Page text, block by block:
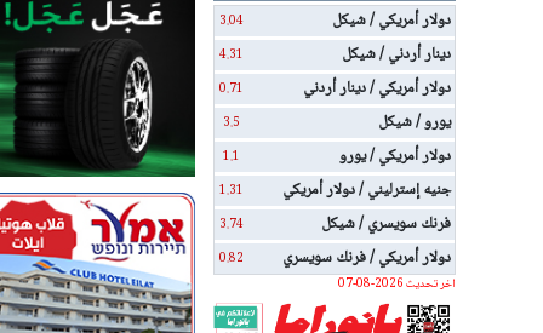
دولار أمريكي / شيكل
3.04
دينار أردني / شيكل 4.31
دولار أمريكي / دينار أردني 0.71
يورو / شيكل 3.5
دولار أمريكي / يورو 1.1
جنيه إسترليني / دولار أمريكي 1.31
فرنك سويسري / شيكل 3.74
دولار أمريكي / فرنك سويسري
0.82
اخر تحديث 2026-08-07